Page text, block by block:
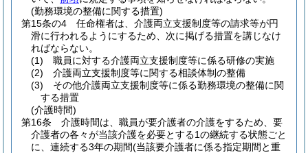
(勤務環境の整備に関する措置)
第15条の4
任命権者は、介護両立支援制度等の請求等が円
滑に行われるようにするため、次に掲げる措置を講じなけ
ればならない。
(1)
職員に対する介護両立支援制度等に係る研修の実施
(2)
介護両立支援制度等に関する相談体制の整備
(3)
その他介護両立支援制度等に係る勤務環境の整備に関
する措置
(介護時間)
第16条
介護時間は、職員が要介護者の介護をするため、要
介護者の各々が当該介護を必要とする1の継続する状態ごと
に、連続する3年の期間(当該要介護者に係る指定期間と重